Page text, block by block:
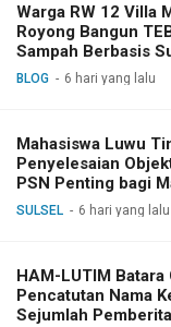
Warga RW 12 Villa
Royong Bangun
Sampah Berbasis
BLOG 6 hari yang lalu
Mahasiswa Luwu
Penyelesaian
PSN Penting bagi
SULSEL 6 hari yang lalu
HAM-LUTIM
Pencatutan Nama
Sejumlah